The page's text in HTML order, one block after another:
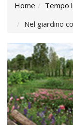
Home Tempo
Nel giardino